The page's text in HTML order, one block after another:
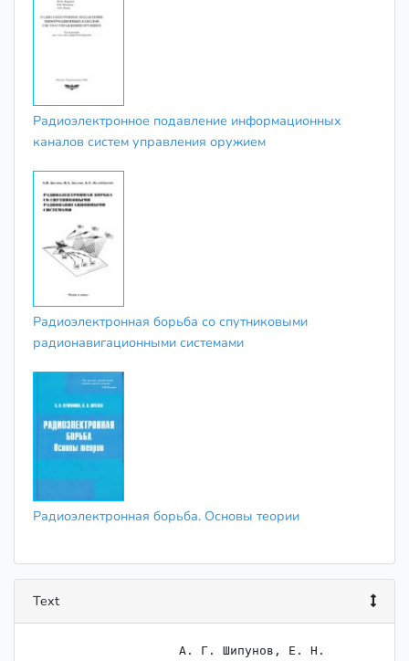
Радиоэлектронное подавление информационных
каналов систем управления оружием
Радиоэлектронная борьба со спутниковыми
радионавигационными системами
Радиоэлектронная борьба. Основы теории
Text